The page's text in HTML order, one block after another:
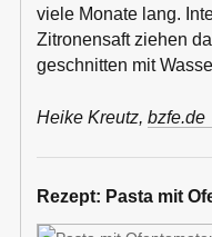
viele Monate lang.
Zitronensaft ziehen
geschnitten mit
Heike Kreutz, bzfe.de
Rezept: Pasta mit